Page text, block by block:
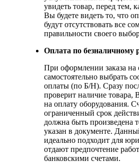
увидеть товар, перед тем,
Вы будете видеть то, что
будут отсутствовать все
правильности своего
Оплата по безналичному
При оформлении заказа на
самостоятельно выбрать
оплаты (по Б/Н). Сразу
проверит наличие товара,
на оплату оборудования.
ограниченный срок
должна быть произведена
указан в документе.
идеально подходит для
отдают предпочтение
банковскими счетами.